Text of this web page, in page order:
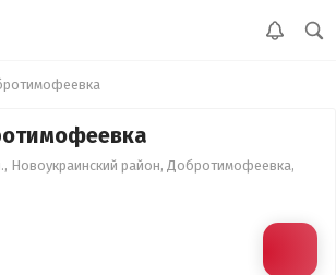
Новоукраинский район, Добротимофеевка,